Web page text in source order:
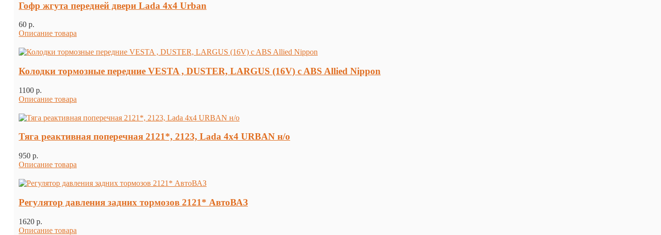
Гофр жгута передней двери Lada 4х4 Urban
60 p.
Описание товара
Колодки тормозные передние VESTA , DUSTER, LARGUS (16V) c ABS Allied Nippon
1100 p.
Описание товара
Тяга реактивная поперечная 2121*, 2123, Lada 4x4 URBAN н/о
950 p.
Описание товара
Регулятор давления задних тормозов 2121* АвтоВАЗ
1620 p.
Описание товара